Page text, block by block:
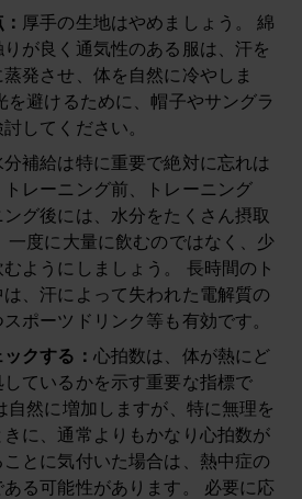
厚手の生地はやめましょう。 綿
が良く通気性のある服は、汗を
発させ、体を自然に冷やしま
を避けるために、帽子やサングラ
してください。
分補給は特に重要で絶対に忘れは
レーニング前、トレーニング
グ後には、水分をたくさん摂取
一度に大量に飲むのではなく、少
ようにしましょう。 長時間のト
、汗によって失われた電解質の
ポーツドリンク等も有効です。
クする ： 心拍数は、体が熱にど
ているかを示す重要な指標で
自然に増加しますが、特に無理を
きに、通常よりもかなり心拍数が
ことに気付いた場合は、熱中症の
る可能性があります。 必要に応